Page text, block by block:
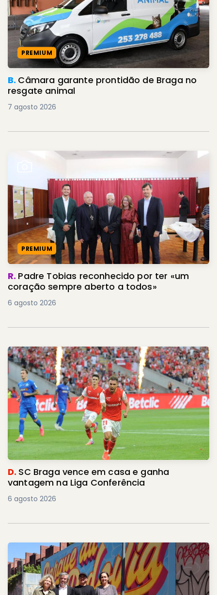
PREMIUM
B. Câmara garante prontidão de Braga no
resgate animal
7 agosto 2026
PREMIUM
R. Padre Tobias reconhecido por ter «um
coração sempre aberto a todos»
6 agosto 2026
D. SC Braga vence em casa e ganha
vantagem na Liga Conferência
6 agosto 2026